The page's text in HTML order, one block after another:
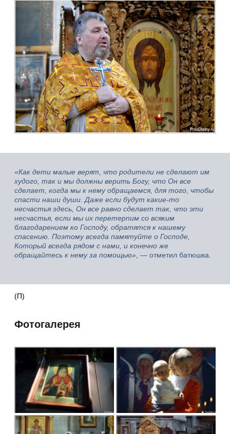
«Как дети малые верят, что родители не сделают им
худого, так и мы должны верить Богу, что Он все
сделает, когда мы к нему обращаемся, для того, чтобы
спасти наши души. Даже если будут какие-то
несчастья здесь, Он все равно сделает так, что эти
несчастья, если мы их перетерпим со всяким
благодарением ко Господу, обратятся к нашему
спасению. Поэтому всегда памятуйте о Господе,
Который всегда рядом с нами, и конечно же
обращайтесь к нему за помощью», — отметил батюшка.
(П)
Фотогалерея